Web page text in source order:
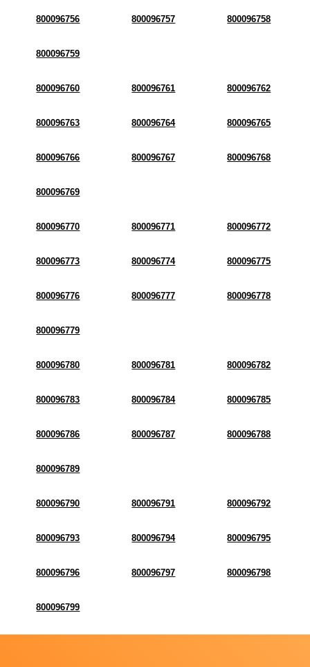
800096756 800096757 800096758
800096759
800096760 800096761 800096762
800096763 800096764 800096765
800096766 800096767 800096768
800096769
800096770 800096771 800096772
800096773 800096774 800096775
800096776 800096777 800096778
800096779
800096780 800096781 800096782
800096783 800096784 800096785
800096786 800096787 800096788
800096789
800096790 800096791 800096792
800096793 800096794 800096795
800096796 800096797 800096798
800096799